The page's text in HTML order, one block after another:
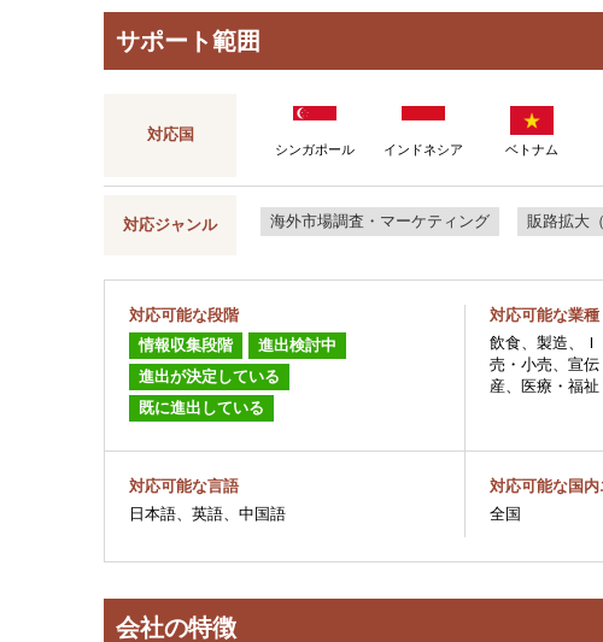
サポート範囲
対応国
シンガポール インドネシア ベトナム
対応ジャンル 海外市場調査・マーケティング 販路拡大
対応可能な段階
情報収集段階
進出検討中
進出が決定している
既に進出している
対応可能な業種
飲食、製造、
売・小売、宣
産、医療・福祉
対応可能な言語
日本語、英語、中国語
対応可能な国内
全国
会社の特徴